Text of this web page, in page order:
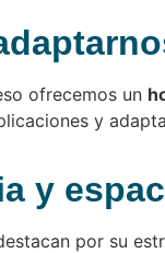
ofrecemos un
y
y
por su